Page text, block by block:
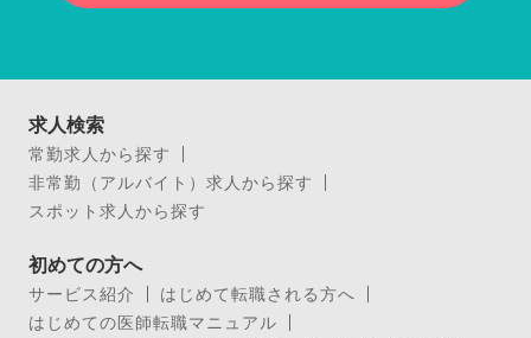
求人検索
常勤求人から探す
非常勤（アルバイト）求人から探す
スポット求人から探す
初めての方へ
サービス紹介
はじめて転職される方へ
はじめての医師転職マニュアル